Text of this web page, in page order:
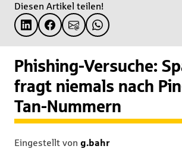
Diesen Artikel teilen!
Phishing-Versuche:
fragt niemals nach
Tan-Nummern
Eingestellt von g.bahr